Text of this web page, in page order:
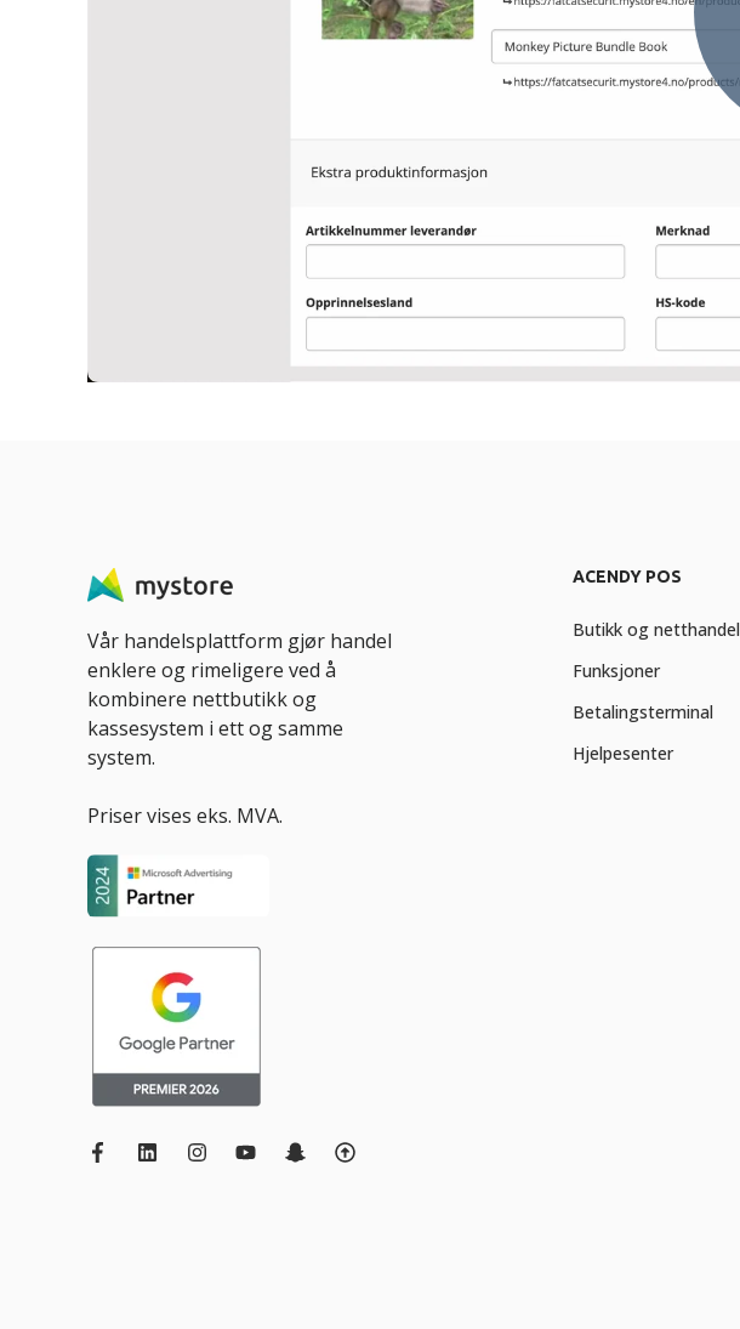
Vår handelsplattform gjør handel
enklere og rimeligere ved å
kombinere nettbutikk og
kassesystem i ett og samme
system.
Priser vises eks. MVA.
ACENDY POS
Butikk og netthandel
Funksjoner
Betalingsterminal
Hjelpesenter